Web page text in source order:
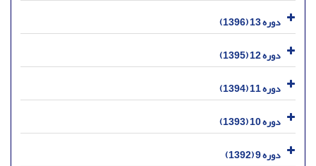
دوره 13 (1396)
دوره 12 (1395)
دوره 11 (1394)
دوره 10 (1393)
دوره 9 (1392)